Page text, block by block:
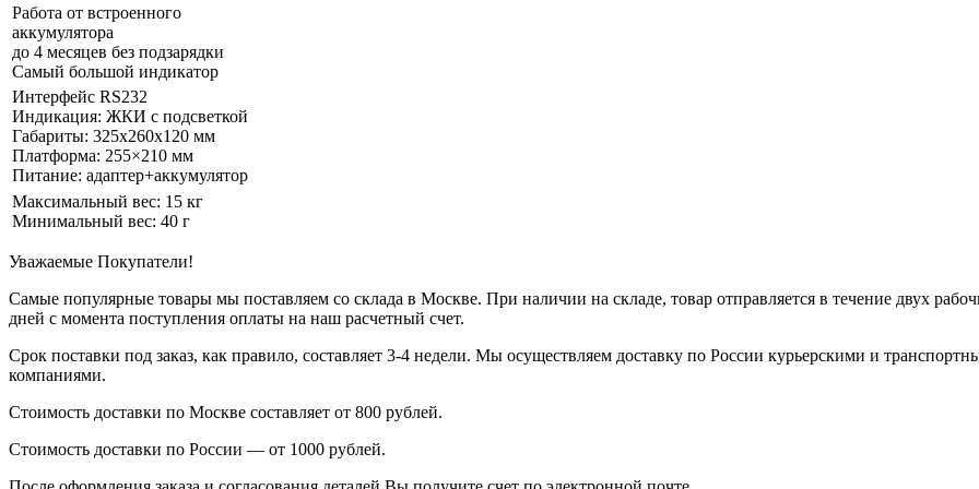
Работа от встроенного
аккумулятора
до 4 месяцев без подзарядки
Самый большой индикатор
Интерфейс RS232
Индикация: ЖКИ с подсветкой
Габариты: 325х260х120 мм
Платформа: 255×210 мм
Питание: адаптер+аккумулятор
Максимальный вес: 15 кг
Минимальный вес: 40 г
Уважаемые Покупатели!
Самые популярные товары мы поставляем со склада в Москве. При наличии на складе, товар отправляется в течение двух
дней с момента поступления оплаты на наш расчетный счет.
Срок поставки под заказ, как правило, составляет 3-4 недели. Мы осуществляем доставку по России курьерскими и
компаниями.
Стоимость доставки по Москве составляет от 800 рублей.
Стоимость доставки по России — от 1000 рублей.